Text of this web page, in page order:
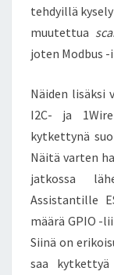
tehdyillä
muutettua
joten Modbus
Näiden lisäksi
I2C- ja
kytkettynä
Näitä varten
jatkossa
Assistantille
määrä GPIO -
Siinä on
saa kytkettyä